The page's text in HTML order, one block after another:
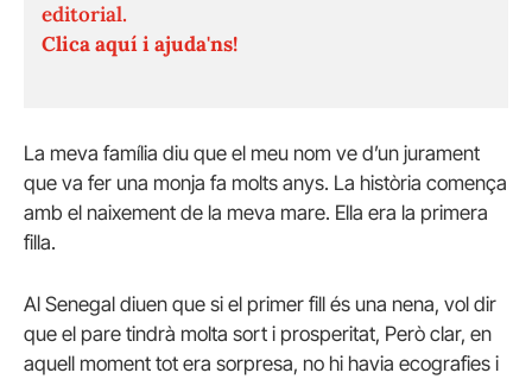
editorial.
Clica aquí i ajuda'ns!
La meva família diu que el meu nom ve d’un jurament
que va fer una monja fa molts anys. La història comença
amb el naixement de la meva mare. Ella era la primera
filla.
Al Senegal diuen que si el primer fill és una nena, vol dir
que el pare tindrà molta sort i prosperitat, Però clar, en
aquell moment tot era sorpresa, no hi havia ecografies i